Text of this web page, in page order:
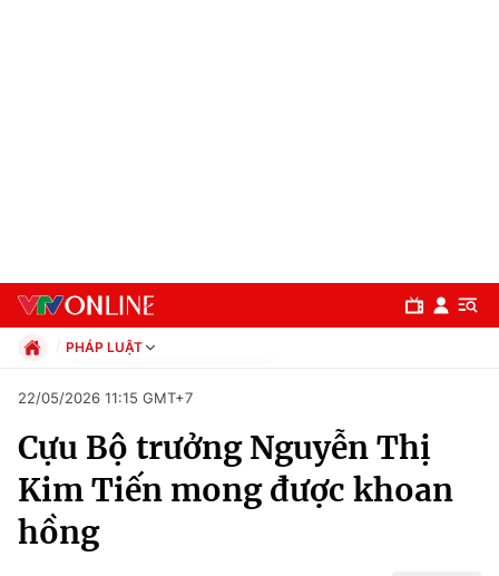
Chuyên mục
Chính trị
PHÁP LUẬT
Xã hội
Pháp luật
Kinh tế
Thể thao
Truyền hình
Văn hóa - Giải trí
22/05/2026 11:15 GMT+7
Cựu Bộ trưởng Nguyễn Thị
Kim Tiến mong được khoan
hồng